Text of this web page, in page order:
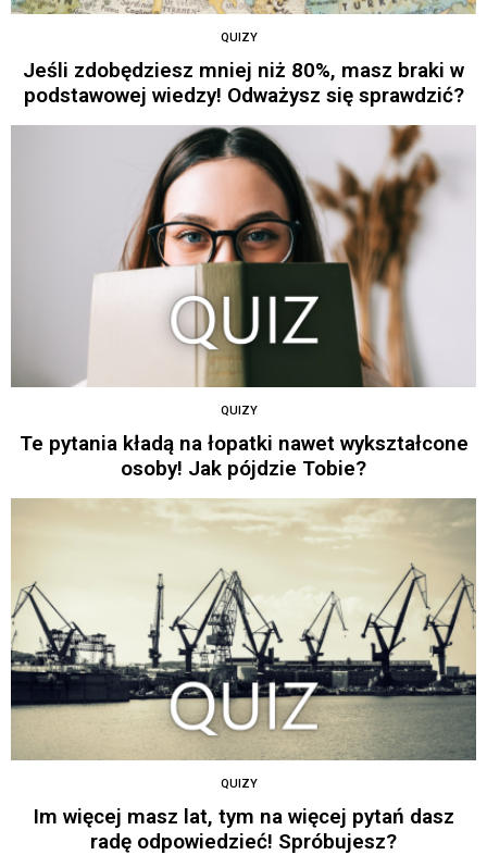
QUIZY
Jeśli zdobędziesz mniej niż 80%, masz braki w
podstawowej wiedzy! Odważysz się sprawdzić?
QUIZY
Te pytania kładą na łopatki nawet wykształcone
osoby! Jak pójdzie Tobie?
QUIZY
Im więcej masz lat, tym na więcej pytań dasz
radę odpowiedzieć! Spróbujesz?